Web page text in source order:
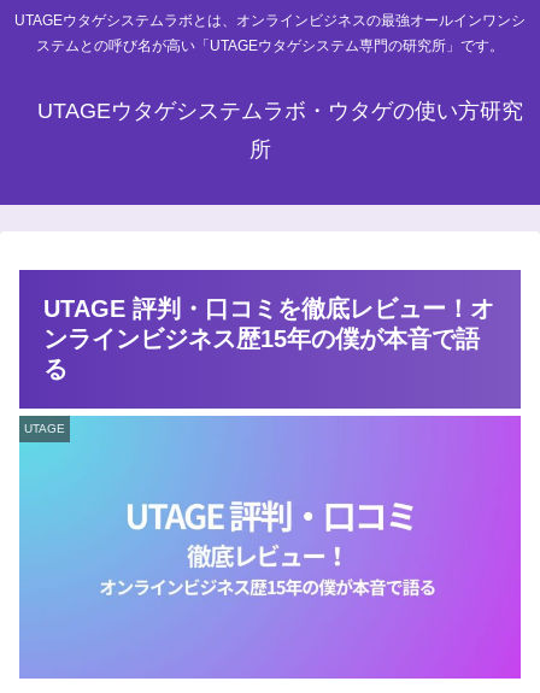
UTAGEウタゲシステムラボとは、オンラインビジネスの最強オールインワンシ
ステムとの呼び名が高い「UTAGEウタゲシステム専門の研究所」です。
UTAGEウタゲシステムラボ・ウタゲの使い方研究
所
UTAGE 評判・口コミを徹底レビュー！オ
ンラインビジネス歴15年の僕が本音で語
る
UTAGE